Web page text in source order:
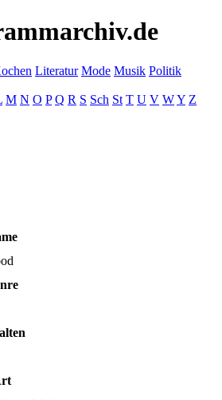
Literatur Mode Musik Politik
M N O P Q R S Sch St T U V WY Z